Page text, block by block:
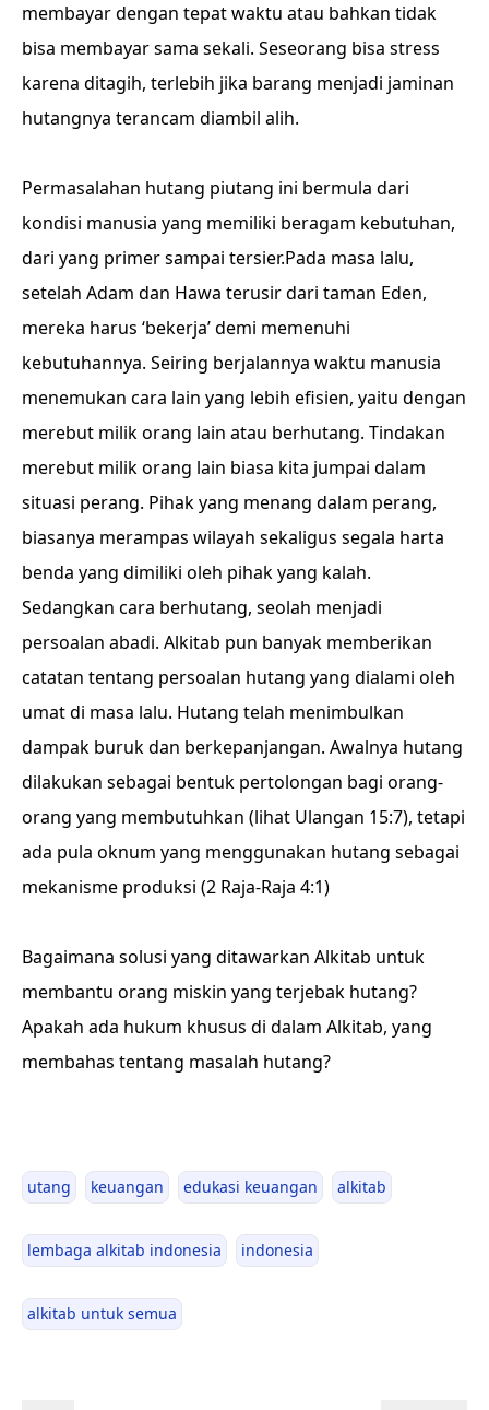
membayar dengan tepat waktu atau bahkan tidak
bisa membayar sama sekali. Seseorang bisa stress
karena ditagih, terlebih jika barang menjadi jaminan
hutangnya terancam diambil alih.
Permasalahan hutang piutang ini bermula dari
kondisi manusia yang memiliki beragam kebutuhan,
dari yang primer sampai tersier.Pada masa lalu,
setelah Adam dan Hawa terusir dari taman Eden,
mereka harus ‘bekerja’ demi memenuhi
kebutuhannya. Seiring berjalannya waktu manusia
menemukan cara lain yang lebih efisien, yaitu dengan
merebut milik orang lain atau berhutang. Tindakan
merebut milik orang lain biasa kita jumpai dalam
situasi perang. Pihak yang menang dalam perang,
biasanya merampas wilayah sekaligus segala harta
benda yang dimiliki oleh pihak yang kalah.
Sedangkan cara berhutang, seolah menjadi
persoalan abadi. Alkitab pun banyak memberikan
catatan tentang persoalan hutang yang dialami oleh
umat di masa lalu. Hutang telah menimbulkan
dampak buruk dan berkepanjangan. Awalnya hutang
dilakukan sebagai bentuk pertolongan bagi orang-
orang yang membutuhkan (lihat Ulangan 15:7), tetapi
ada pula oknum yang menggunakan hutang sebagai
mekanisme produksi (2 Raja-Raja 4:1)
Bagaimana solusi yang ditawarkan Alkitab untuk
membantu orang miskin yang terjebak hutang?
Apakah ada hukum khusus di dalam Alkitab, yang
membahas tentang masalah hutang?
utang keuangan edukasi keuangan alkitab
lembaga alkitab indonesia indonesia
alkitab untuk semua